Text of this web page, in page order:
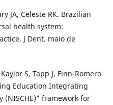
JA, Celeste RK. Brazilian
health system:
J Dent. maio de
S, Tapp J, Finn-Romero
Education Integrating
(NISCHE)” framework for